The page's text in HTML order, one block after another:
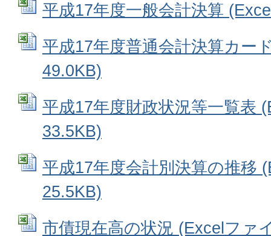
平成17年度一般会計決算
平成17年度普通会計決算カー
49.0KB)
平成17年度財政状況等一覧表
33.5KB)
平成17年度会計別決算の推移
25.5KB)
市債現在高の状況 (Excelファ